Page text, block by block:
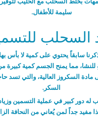
سليمة للأطفال.
السحلب
سابقاً يحتوي على كمية لا بأس
للنشا، مما يمنح الجسم كمية كبيرة
مادة السكروز العالية، والتي تسد
السكر.
دور كبير في عملية التسمين
مفيد جداً لمن يُعاني من النحافة